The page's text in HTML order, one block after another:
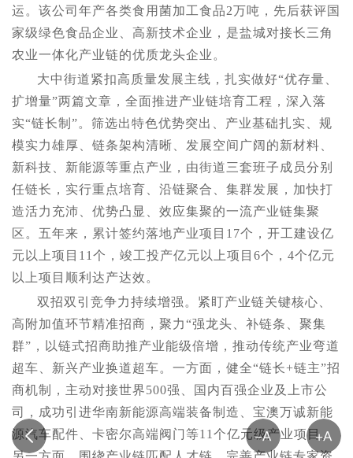
运。该公司年产各类食用菌加工食品2万吨，先后获评国
家级绿色食品企业、高新技术企业，是盐城对接长三角
农业一体化产业链的优质龙头企业。
大中街道紧扣高质量发展主线，扎实做好“优存量、
扩增量”两篇文章，全面推进产业链培育工程，深入落
实“链长制”。筛选出特色优势突出、产业基础扎实、规
模实力雄厚、链条架构清晰、发展空间广阔的新材料、
新科技、新能源等重点产业，由街道三套班子成员分别
任链长，实行重点培育、沿链聚合、集群发展，加快打
造活力充沛、优势凸显、效应集聚的一流产业链集聚
区。五年来，累计签约落地产业项目17个，开工建设亿
元以上项目11个，竣工投产亿元以上项目6个，4个亿元
以上项目顺利达产达效。
双招双引竞争力持续增强。紧盯产业链关键核心、
高附加值环节精准招商，聚力“强龙头、补链条、聚集
群”，以链式招商助推产业能级倍增，推动传统产业弯道
超车、新兴产业换道超车。一方面，健全“链长+链主”招
商机制，主动对接世界500强、国内百强企业及上市公
司，成功引进华南新能源高端装备制造、宝澳万诚新能
源汽车配件、卡密尔高端阀门等11个亿元级产业项目。